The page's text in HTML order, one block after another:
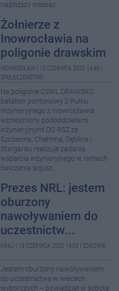
najbliższy miesiąc.
Żołnierze z
Inowrocławia na
poligonie drawskim
INOWROCŁAW 13 CZERWCA 2020 14:46
SPOŁECZEŃSTWO
Na poligonie CSWL DRAWSKO
batalion pontonowy 2 Pułku
Inżynieryjnego z Inowrocławia
wzmocniony pododdziałami
inżynieryjnymi DG RSZ ze
Szczecina, Chełmna, Dęblina i
Stargardu realizuje zadania
wsparcia inżynieryjnego w ramach
ćwiczenia sojusz...
Prezes NRL: jestem
oburzony
nawoływaniem do
uczestnictw...
KRAJ 13 CZERWCA 2020 14:03 ZDROWIE
Jestem oburzony nawoływaniem
do uczestnictwa w wiecach
wyborczych – powiedział w sobotę